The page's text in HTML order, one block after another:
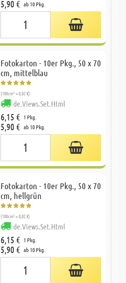
5,90 € ab 10 Pkg.
Fotokarton - 10er Pkg., 50 x 70
cm, mittelblau
(100cm² = 0,02 €)
de.Views.Set.Html
6,15 € 1 Pkg.
5,90 € ab 10 Pkg.
Fotokarton - 10er Pkg., 50 x 70
cm, hellgrün
(100cm² = 0,02 €)
de.Views.Set.Html
6,15 € 1 Pkg.
5,90 € ab 10 Pkg.